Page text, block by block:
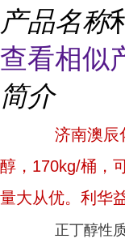
产品名称
查看相似
简介
济南澳辰
醇，170kg/桶，
量大从优。利华
正丁醇性质